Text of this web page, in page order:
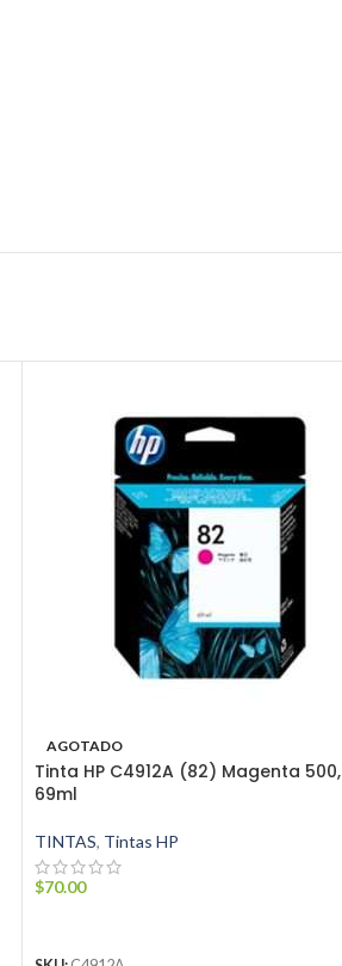
AGOTADO
Tinta HP C4912A (82) Magenta
69ml
TINTAS, Tintas HP
$70.00